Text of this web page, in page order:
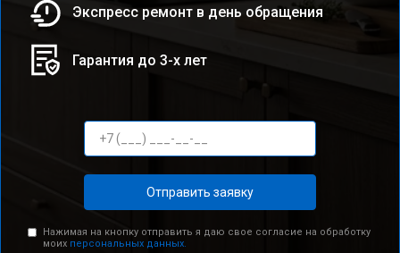
Экспресс ремонт в день обращения
Гарантия до 3-х лет
Отправить заявку
Нажимая на кнопку отправить я даю свое согласие на обработку
моих персональных данных.